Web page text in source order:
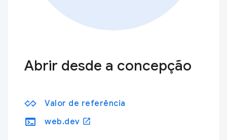
Abrir desde a concepção
Valor de referência
terminal web.dev open_in_new